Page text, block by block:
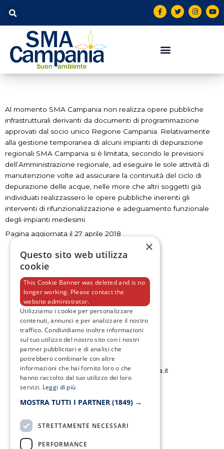
contenuto
F
a
c
e
o
k
T
w
i
t
I
n
s
t
Y
o
u
t
Al momento SMA Campania non realizza opere pubbliche
infrastrutturali derivanti da documenti di programmazione
approvati dal socio unico Regione Campania. Relativamente
alla gestione temporanea di alcuni impianti di depurazione
regionali SMA Campania si è limitata, secondo le previsioni
dell’Amministrazione regionale, ad eseguire le sole attività di
manutenzione volte ad assicurare la continuità del ciclo di
depurazione delle acque, nelle more che altri soggetti già
individuati realizzassero le opere pubbliche inerenti gli
interventi di rifunzionalizzazione e adeguamento funzionale
degli impianti medesimi.
Pagina aggiornata il 27 aprile 2018
Fax:
0823/21034
Email:
smacampaniaspa@pec.it –info@smacampania.it
b
T
w
i
t
t
e
r
I
n
s
t
a
g
r
a
m
Y
o
u
t
u
b
e
×
Questo sito web utilizza
cookie
This Cookie Banner was deleted and is no
longer working. Please contact the
website administrator.
Utilizziamo i cookie per personalizzare
contenuti, annunci e per analizzare il nostro
traffico. Condividiamo inoltre informazioni
sul tuo utilizzo del nostro sito con i nostri
partner pubblicitari e di analisi che
potrebbero combinarle con altre
informazioni che hai fornito loro o che
hanno raccolto dal tuo utilizzo dei loro
servizi. Leggi di più
MOSTRA TUTTI I PARTNER (1849) →
STRETTAMENTE NECESSARI
PERFORMANCE